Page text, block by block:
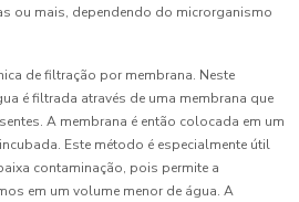
ou mais, dependendo do microrganismo
de filtração por membrana. Neste
é filtrada através de uma membrana que
A membrana é então colocada em um
Este método é especialmente útil
contaminação, pois permite a
em um volume menor de água. A